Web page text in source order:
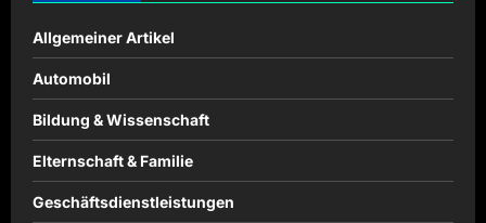
Allgemeiner Artikel
Automobil
Bildung & Wissenschaft
Elternschaft & Familie
Geschäftsdienstleistungen